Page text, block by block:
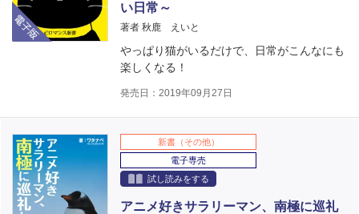
い日常～
著者 秋鹿 えいと
やっぱり猫がいるだけで、日常がこんなにも
楽しくなる！
発売日：2019年09月27日
新書（その他）
電子専売
試し読みをする
アニメ好きサラリーマン、南極に巡礼